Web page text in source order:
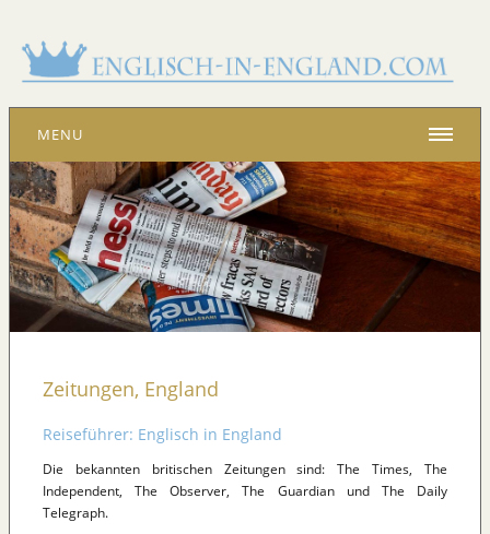
MENU
Zeitungen, England
Reiseführer: Englisch in England
Die bekannten britischen Zeitungen sind: The Times, The
Independent, The Observer, The Guardian und The Daily
Telegraph.